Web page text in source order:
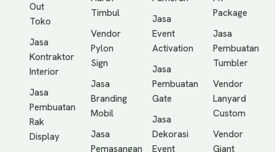
Out
Toko
Jasa
Kontraktor
Interior
Jasa
Pembuatan
Rak
Display
Timbul
Vendor
Pylon
Sign
Jasa
Branding
Mobil
Jasa
Pemasangan
Jasa
Event
Activation
Jasa
Pembuatan
Gate
Jasa
Dekorasi
Event
Package
Jasa
Pembuatan
Tumbler
Vendor
Lanyard
Custom
Vendor
Giant